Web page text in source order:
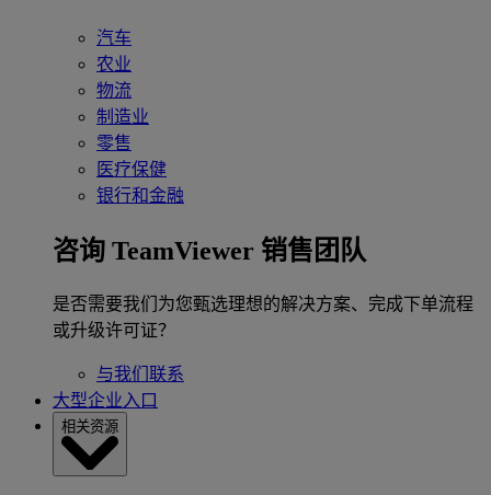
汽车
农业
物流
制造业
零售
医疗保健
银行和金融
咨询 TeamViewer 销售团队
是否需要我们为您甄选理想的解决方案、完成下单流程
或升级许可证？
与我们联系
大型企业入口
相关资源